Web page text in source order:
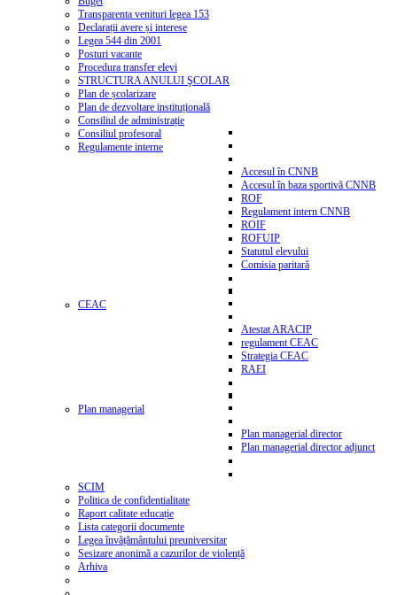
Transparenta venituri legea 153
Declarații avere și interese
Legea 544 din 2001
Posturi vacante
Procedura transfer elevi
STRUCTURA ANULUI ŞCOLAR
Plan de școlarizare
Plan de dezvoltare instituțională
Consiliul de administrație
Consiliul profesoral
Regulamente interne
Accesul în CNNB
Accesul în baza sportivă CNNB
ROF
Regulament intern CNNB
ROIF
ROFUIP
Statutul elevului
Comisia paritară
CEAC
Atestat ARACIP
regulament CEAC
Strategia CEAC
RAEI
Plan managerial
Plan managerial director
Plan managerial director adjunct
SCIM
Politica de confidentialitate
Raport calitate educație
Lista categorii documente
Legea învățământului preuniversitar
Sesizare anonimă a cazurilor de violență
Arhiva